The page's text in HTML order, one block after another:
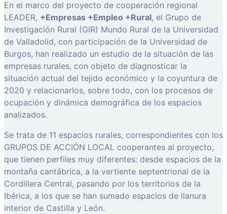
En el marco del proyecto de cooperación regional
LEADER, +Empresas +Empleo +Rural, el Grupo de
Investigación Rural (GIR) Mundo Rural de la Universidad
de Valladolid, con participación de la Universidad de
Burgos, han realizado un estudio de la situación de las
empresas rurales, con objeto de diagnosticar la
situación actual del tejido económico y la coyuntura de
2020 y relacionarlos, sobre todo, con los procesos de
ocupación y dinámica demográfica de los espacios
analizados.
Se trata de 11 espacios rurales, correspondientes con los
GRUPOS DE ACCIÓN LOCAL cooperantes al proyecto,
que tienen perfiles muy diferentes: desde espacios de la
montaña cantábrica, a la vertiente septentrional de la
Cordillera Central, pasando por los territorios de la
Ibérica, a los que se han sumado espacios de llanura
interior de Castilla y León.